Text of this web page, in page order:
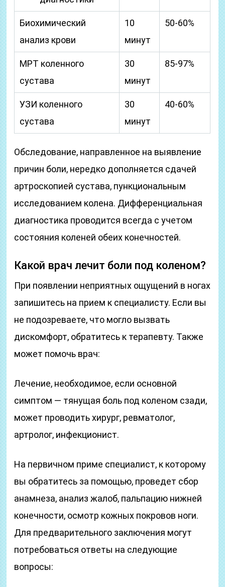
Биохимический
анализ крови
10
минут
50-60%
МРТ коленного
сустава
30
минут
85-97%
УЗИ коленного
сустава
30
минут
40-60%
Обследование, направленное на выявление
причин боли, нередко дополняется сдачей
артроскопией сустава, пункциональным
исследованием колена. Дифференциальная
диагностика проводится всегда с учетом
состояния коленей обеих конечностей.
Какой врач лечит боли под коленом?
При появлении неприятных ощущений в ногах
запишитесь на прием к специалисту. Если вы
не подозреваете, что могло вызвать
дискомфорт, обратитесь к терапевту. Также
может помочь врач:
Лечение, необходимое, если основной
симптом — тянущая боль под коленом сзади,
может проводить хирург, ревматолог,
артролог, инфекционист.
На первичном приме специалист, к которому
вы обратитесь за помощью, проведет сбор
анамнеза, анализ жалоб, пальпацию нижней
конечности, осмотр кожных покровов ноги.
Для предварительного заключения могут
потребоваться ответы на следующие
вопросы: